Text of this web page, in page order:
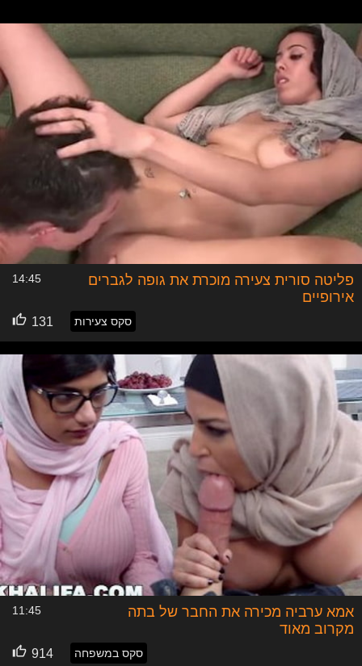
ערביות סקסיות או סקס ערבי המשלב ערביות סקסיות עם עדות
אחרות, הפכו לביקוש פיקנטי וסקסי. עולם הסקס, ובעיקר סקס
ערבי, הפך לנפוץ יותר, אם זו פליטה סורית ערביה מוכרת את
גופה לאירופאים, אמא ערביה בודקת את החתן ועושה איתו סקס
ערבי פרוע, בית זונות בעיראק לחיילי מארינס שבאים להתפנק
עם זונות ערביות, תוכלו לצפות בילדות ערביות סקסיות עם
חיג'אב בנוחות הכי שוות ורטובות, אז כל מה שאתה רק חושק בו
שקשור בסקס עם ערביות ועוד הרבה, ניתן למצוא אצלנו באתר -
לולה סקס, מבחר ענק של סרטוני סקס ערבי באיכות גבוהה
בחינם.
פליטה סורית צעירה מוכרת את גופה לגברים
אירופיים
14:45
סקס צעירות 131
אמא ערביה מכירה את החבר של בתה
מקרוב מאוד
11:45
סקס במשפחה 914